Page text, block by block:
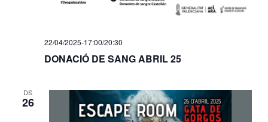
DONACIÓ DE SANG ABRIL 25
22/04/2025-17:00/20:30
DS
26